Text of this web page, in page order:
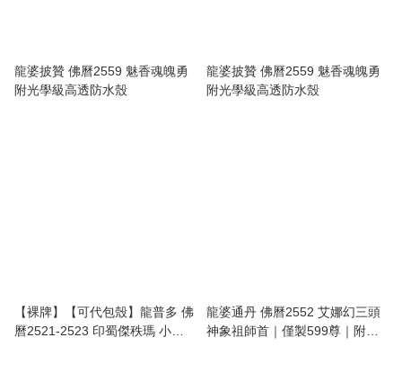
龍婆披贊 佛曆2559 魅香魂魄勇
附光學級高透防水殼
龍婆披贊 佛曆2559 魅香魂魄勇
附光學級高透防水殼
【裸牌】【可代包殼】龍普多 佛
曆2521-2523 印蜀傑秩瑪 小圓
龍婆通丹 佛曆2552 艾娜幻三頭
神象祖師首｜僅製599尊｜附光